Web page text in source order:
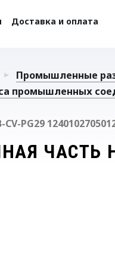
Доставка и оплата
Промышленные
промышленных
PG29
ЧАСТЬ